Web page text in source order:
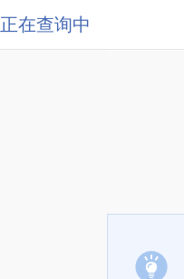
正在查询中